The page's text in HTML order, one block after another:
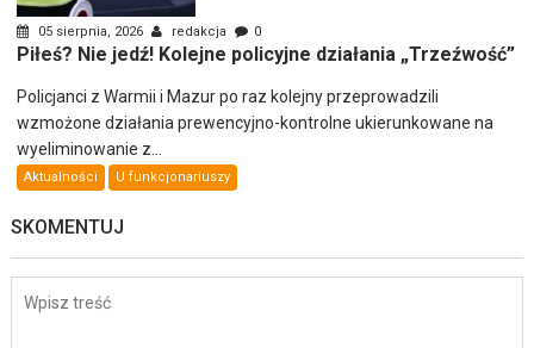
05 sierpnia, 2026 redakcja 0
Piłeś? Nie jedź! Kolejne policyjne działania „Trzeźwość”
Policjanci z Warmii i Mazur po raz kolejny przeprowadzili
wzmożone działania prewencyjno-kontrolne ukierunkowane na
wyeliminowanie z...
Aktualności U funkcjonariuszy
SKOMENTUJ